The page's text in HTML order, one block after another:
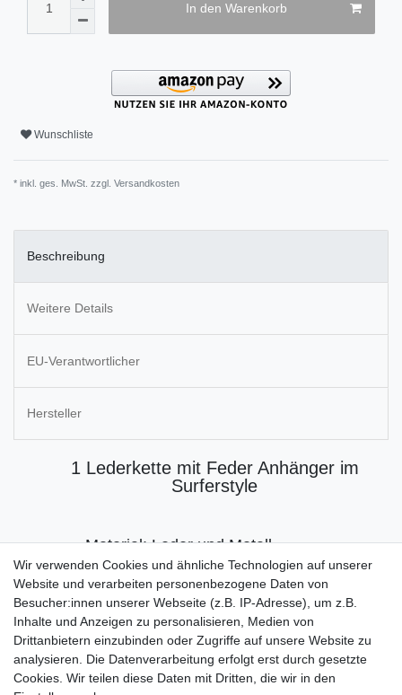
In den Warenkorb
Wunschliste
* inkl. ges. MwSt. zzgl. Versandkosten
Beschreibung
Weitere Details
EU-Verantwortlicher
Hersteller
1 Lederkette mit Feder Anhänger im
Surferstyle
Material: Leder und Metall
Lieferung 1 Stück
Kettenlänge verstellbar von ca. 45 bis
78 cm
Wir verwenden Cookies und ähnliche Technologien auf unserer
Website und verarbeiten personenbezogene Daten von
Besucher:innen unserer Webseite (z.B. IP-Adresse), um z.B.
Inhalte und Anzeigen zu personalisieren, Medien von
Drittanbietern einzubinden oder Zugriffe auf unsere Website zu
analysieren. Die Datenverarbeitung erfolgt erst durch gesetzte
Cookies. Wir teilen diese Daten mit Dritten, die wir in den